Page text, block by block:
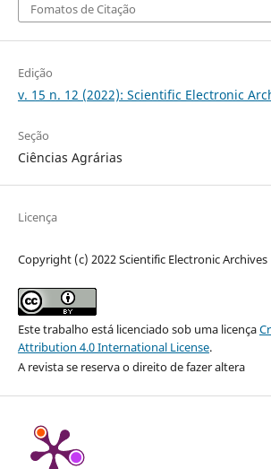
Fomatos de Citação
Edição
v. 15 n. 12 (2022): Scientific Electronic
Seção
Ciências Agrárias
Licença
Copyright (c) 2022 Scientific Electronic Archives
Este trabalho está licenciado sob uma licença
Attribution 4.0 International License.
A revista se reserva o direito de fazer altera